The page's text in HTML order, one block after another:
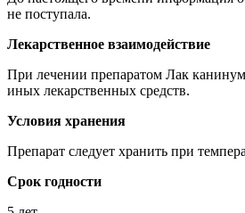
не поступала.
Лекарственное взаимодействие
При лечении препаратом Лак
иных лекарственных средств.
Условия хранения
Препарат следует хранить при
Срок годности